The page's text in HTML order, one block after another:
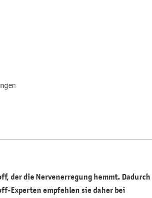
der die Nervenerregung hemmt. Dadurch
Experten empfehlen sie daher bei